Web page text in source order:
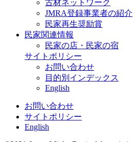
古材ネットワーク
JMRA登録事業者の紹介
民家再生奨励賞
民家関連情報
民家の店・民家の宿
サイトポリシー
お問い合わせ
目的別インデックス
English
お問い合わせ
サイトポリシー
English